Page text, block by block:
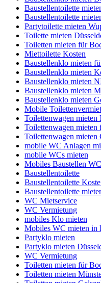
Baustellentoilette
Baustellentoilette
Partytoilette mieten
Toilette mieten
Toiletten mieten für
Miettoilette Kosten
Baustellenklo mieten
Baustellenklo mieten
Baustellenklo mieten
Baustellenklo mieten
Baustellenklo mieten
Mobile
Toilettenwagen mieten
Toilettenwagen mieten
Toilettenwagen mieten
mobile WC Anlagen
mobile WCs mieten
Mobiles Baustellen
Baustellentoilette
Baustellentoilette
Baustellentoilette
WC Mietservice
WC Vermietung
mobiles Klo mieten
Mobiles WC mieten in
Partyklo mieten
Partyklo mieten
WC Vermietung
Toiletten mieten für
Toiletten mieten